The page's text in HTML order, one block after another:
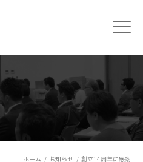
ホーム お知らせ 創立14周年に感謝